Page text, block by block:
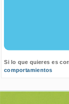
Si lo que quieres es
comportamientos